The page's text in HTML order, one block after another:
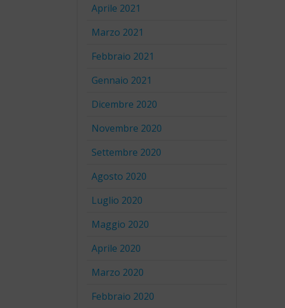
Aprile 2021
Marzo 2021
Febbraio 2021
Gennaio 2021
Dicembre 2020
Novembre 2020
Settembre 2020
Agosto 2020
Luglio 2020
Maggio 2020
Aprile 2020
Marzo 2020
Febbraio 2020